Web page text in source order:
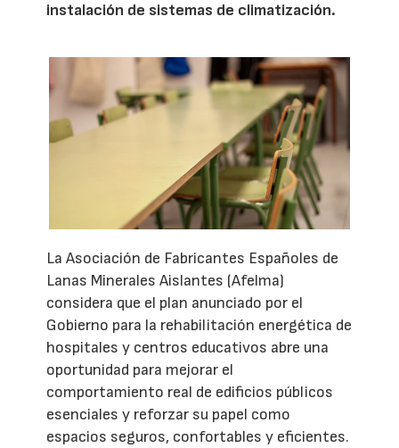
instalación de sistemas de climatización.
La Asociación de Fabricantes Españoles de
Lanas Minerales Aislantes (Afelma)
considera que el plan anunciado por el
Gobierno para la rehabilitación energética de
hospitales y centros educativos abre una
oportunidad para mejorar el
comportamiento real de edificios públicos
esenciales y reforzar su papel como
espacios seguros, confortables y eficientes.